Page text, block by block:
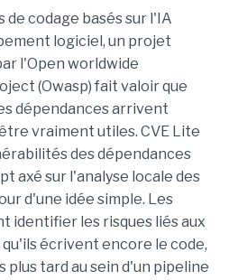
de codage basés sur l'IA
logiciel, un projet
l'Open worldwide
(Owasp) fait valoir que
dépendances arrivent
vraiment utiles. CVE Lite
des dépendances
axé sur l'analyse locale des
d'une idée simple. Les
identifier les risques liés aux
écrivent encore le code,
plus tard au sein d'un pipeline